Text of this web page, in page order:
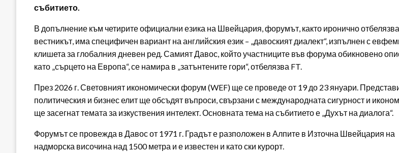
събитието.
В допълнение към четирите официални езика на Швейцария, форумът, както иронично отбелязва
вестникът, има специфичен вариант на английския език – „давоският диалект“, изпълнен с
клишета за глобалния дневен ред. Самият Давос, който участниците във форума обикновено
като „сърцето на Европа“, се намира в „затънтените гори“, отбелязва FT.
През 2026 г. Световният икономически форум (WEF) ще се проведе от 19 до 23 януари.
политическия и бизнес елит ще обсъдят въпроси, свързани с международната сигурност и
ще засегнат темата за изкуствения интелект. Основната тема на събитието е „Духът на диалога“.
Форумът се провежда в Давос от 1971 г. Градът е разположен в Алпите в Източна Швейцария на
надморска височина над 1500 метра и е известен и като ски курорт.